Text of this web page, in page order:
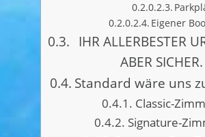
Eigener
IHR ALLERBESTER
ABER SICHER.
Standard wäre uns
Classic-
Signature-